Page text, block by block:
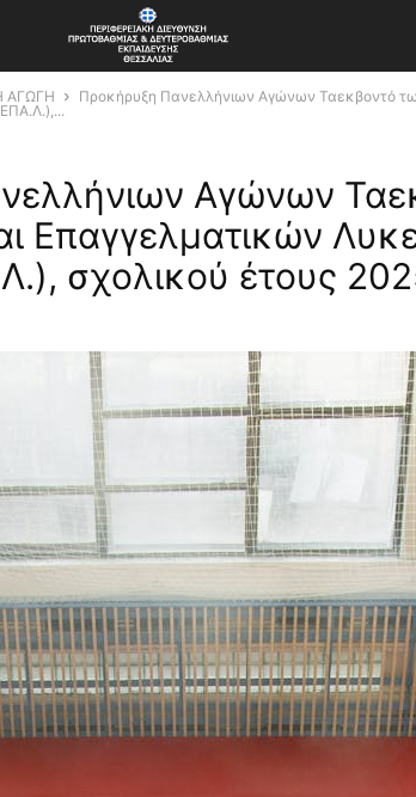
ΑΓΩΓΗ
Προκήρυξη Πανελλήνιων Αγώνων Ταεκβοντό
Αγώνων
Επαγγελματικών
σχολικού έτους